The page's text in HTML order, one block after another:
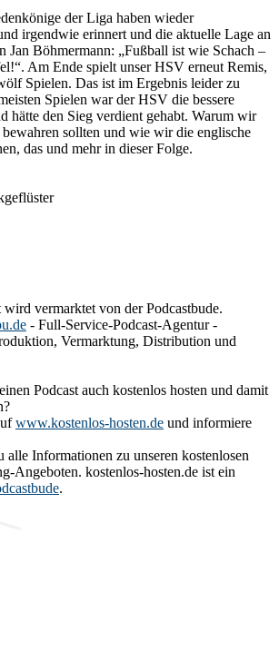
der Liga haben wieder
irgendwie erinnert und die aktuelle Lage an
Jan Böhmermann: „Fußball ist wie Schach –
Am Ende spielt unser HSV erneut Remis,
Spielen. Das ist im Ergebnis leider zu
Spielen war der HSV die bessere
hätte den Sieg verdient gehabt. Warum wir
sollten und wie wir die englische
das und mehr in dieser Folge.
wird vermarktet von der Podcastbude.
- Full-Service-Podcast-Agentur -
Vermarktung, Distribution und
Podcast auch kostenlos hosten und damit
www.kostenlos-hosten.de und informiere
alle Informationen zu unseren kostenlosen
Angeboten. kostenlos-hosten.de ist ein
.